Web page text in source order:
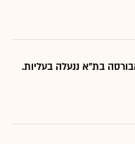
בת"א ננעלה בעליות.